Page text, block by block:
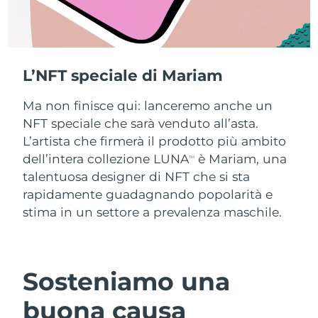
L’NFT speciale di Mariam
Ma non finisce qui: lanceremo anche un
NFT speciale che sarà venduto all’asta.
L’artista che firmerà il prodotto più ambito
dell’intera collezione LUNATM
è Mariam, una
talentuosa designer di NFT che si sta
rapidamente guadagnando popolarità e
stima in un settore a prevalenza maschile.
Sosteniamo una
buona causa
Filippine Consegna stimata
Polonia Consegna stimata8/11/26
Portogallo Consegna stimata
Portorico
Qatar Consegna stimata8/11/26
Riunione Consegna stimata
Romania Consegna stimata8/10/26
Arabia Saudita Consegna stimata
Singapore Consegna stimata